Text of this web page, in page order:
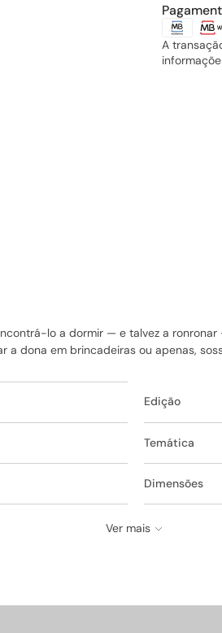
A
lo a dormir — e talvez a
dona em brincadeiras ou apenas,
Edição
Temática
Dimensões
Ver mais